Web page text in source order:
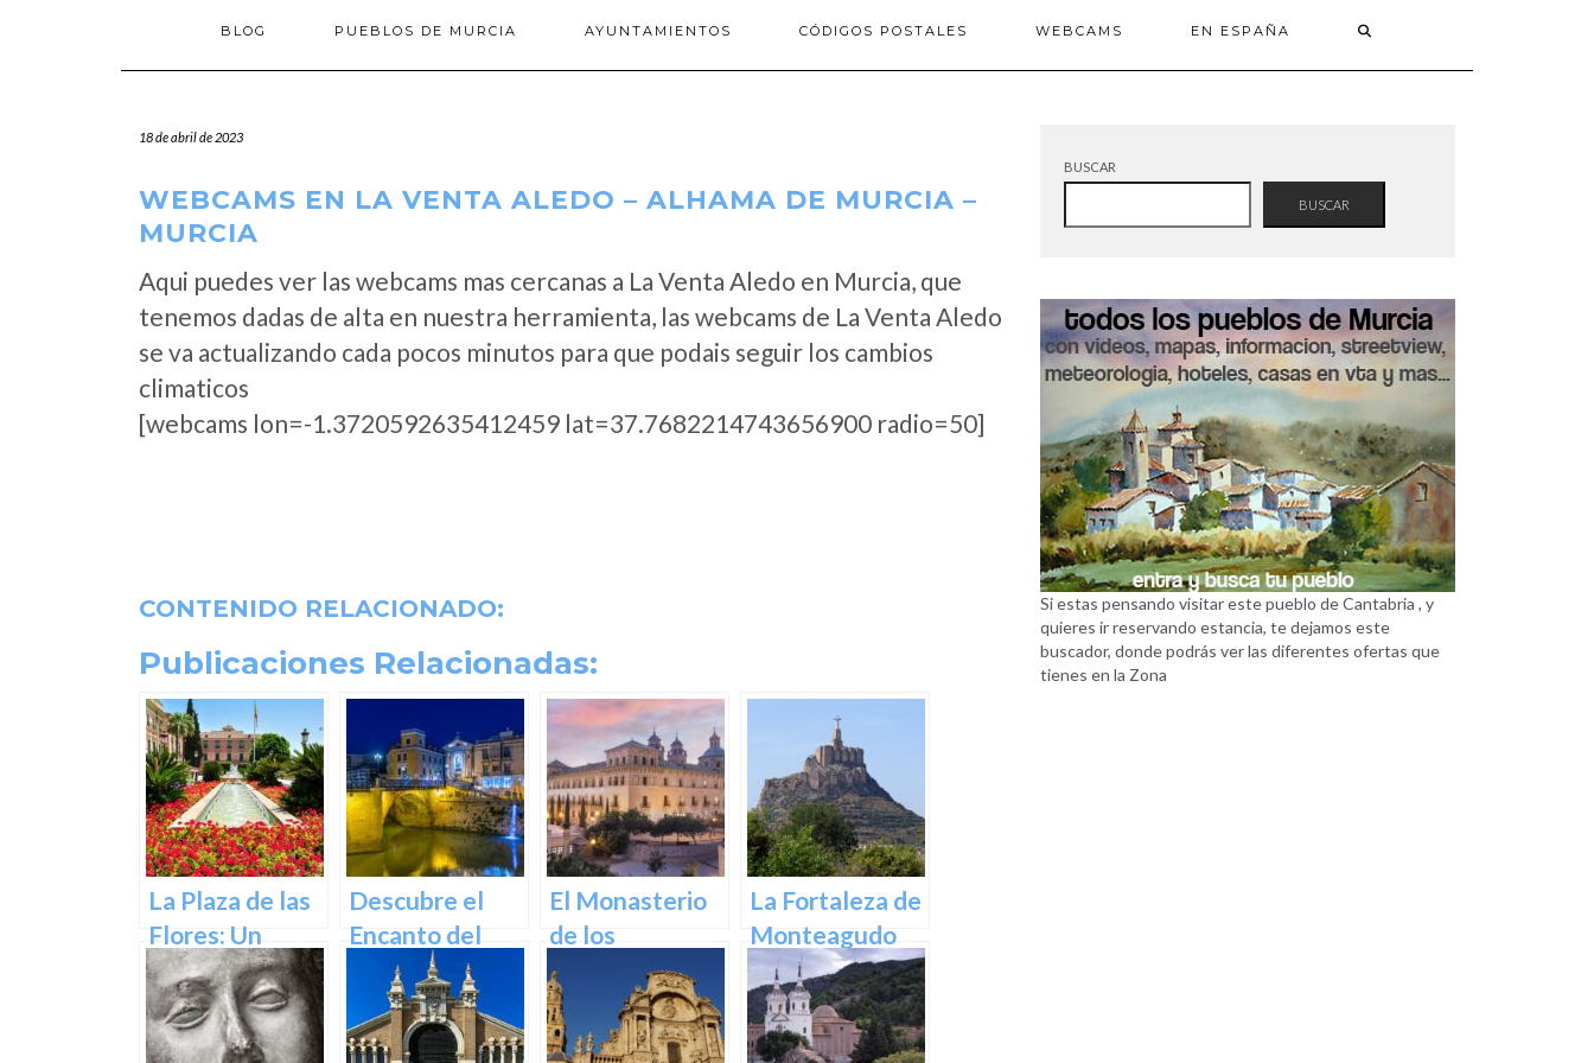
BLOG PUEBLOS DE MURCIA AYUNTAMIENTOS CÓDIGOS POSTALES WEBCAMS EN ESPAÑA
18 de abril de 2023
WEBCAMS EN LA VENTA ALEDO – ALHAMA DE MURCIA –
MURCIA
Aqui puedes ver las webcams mas cercanas a La Venta Aledo en Murcia, que
tenemos dadas de alta en nuestra herramienta, las webcams de La Venta Aledo
se va actualizando cada pocos minutos para que podais seguir los cambios
climaticos
[webcams lon=-1.3720592635412459 lat=37.7682214743656900 radio=50]
CONTENIDO RELACIONADO:
Publicaciones Relacionadas:
La Plaza de las
Flores: Un
Rincón de Color
en la Ciudad de
Murcia
Descubre el
Encanto del
Puente de los
Peligros en
Murcia: Un
El Monasterio
de los
Jerónimos en
Murcia: Un
tesoro
La Fortaleza de
Monteagudo
BUSCAR
BUSCAR
Si estas pensando visitar este pueblo de Cantabria , y
quieres ir reservando estancia, te dejamos este
buscador, donde podrás ver las diferentes ofertas que
tienes en la Zona